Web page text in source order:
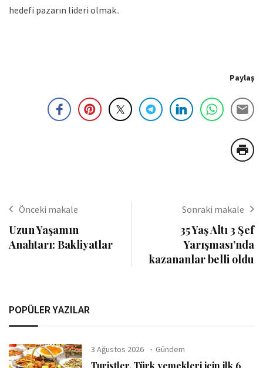
hedefi pazarın lideri olmak..
Paylaş
Önceki makale
Uzun Yaşamın
Anahtarı: Bakliyatlar
Sonraki makale
35 Yaş Altı 3 Şef
Yarışması’nda
kazananlar belli oldu
POPÜLER YAZILAR
3 Ağustos 2026 Gündem